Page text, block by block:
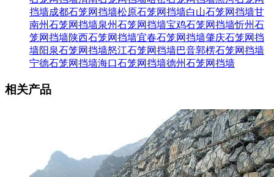
挡墙成都石笼网挡墙松原石笼网挡墙白山石笼网挡墙甘
南州石笼网挡墙泉州石笼网挡墙宝鸡石笼网挡墙忻州石
笼网挡墙陕西石笼网挡墙宜春石笼网挡墙肇庆石笼网挡
墙阳泉石笼网挡墙怒江石笼网挡墙巴音郭楞石笼网挡墙
宁德石笼网挡墙海口石笼网挡墙德州石笼网挡墙
相关产品